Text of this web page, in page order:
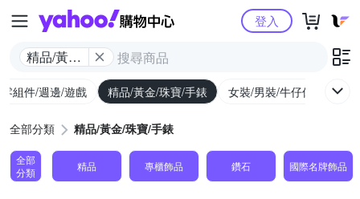
Yahoo購物中心
精品/黃金/
登入
組件/週邊/遊戲 精品/黃金/珠寶/手錶 女裝/男裝/牛仔休閒
全部分類 精品/黃金/珠寶/手錶
全部
分類
精品 專櫃飾品 鑽石 國際名牌飾品